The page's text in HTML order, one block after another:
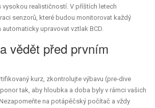
vysokou realističností. V příštích letech
senzorů, které budou monitorovat každý
upravovat vztlak BCD.
vědět před prvním
kurz, zkontrolujte výbavu (pre‑dive
tak, aby hloubka a doba byly v rámci vašich
na potápěčský počítač a vždy